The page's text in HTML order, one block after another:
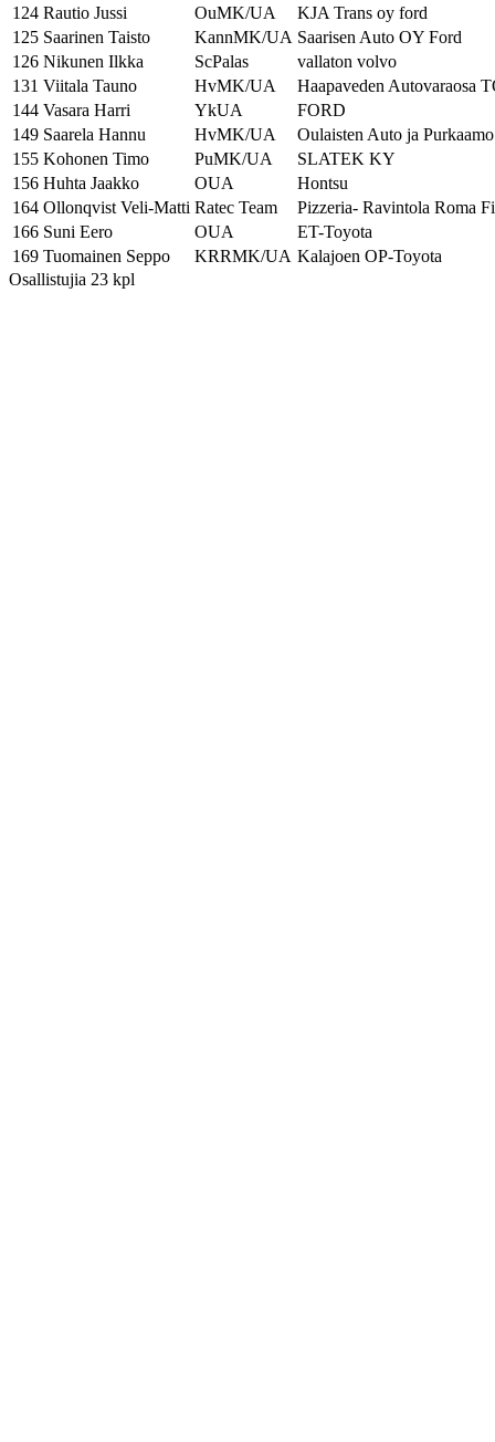
124 Rautio Jussi OuMK/UA
KJA Trans oy ford
125 Saarinen Taisto KannMK/UA Saarisen Auto OY Ford
126 Nikunen Ilkka ScPalas
vallaton volvo
131 Viitala Tauno HvMK/UA
Haapaveden Autovaraosa
144 Vasara Harri YkUA
FORD
149 Saarela Hannu HvMK/UA
Oulaisten Auto ja
155 Kohonen Timo PuMK/UA
SLATEK KY
156 Huhta Jaakko OUA
Hontsu
164 Ollonqvist Veli-Matti Ratec Team
Pizzeria- Ravintola Roma
166 Suni Eero OUA
ET-Toyota
169 Tuomainen Seppo KRRMK/UA Kalajoen OP-Toyota
Osallistujia 23 kpl